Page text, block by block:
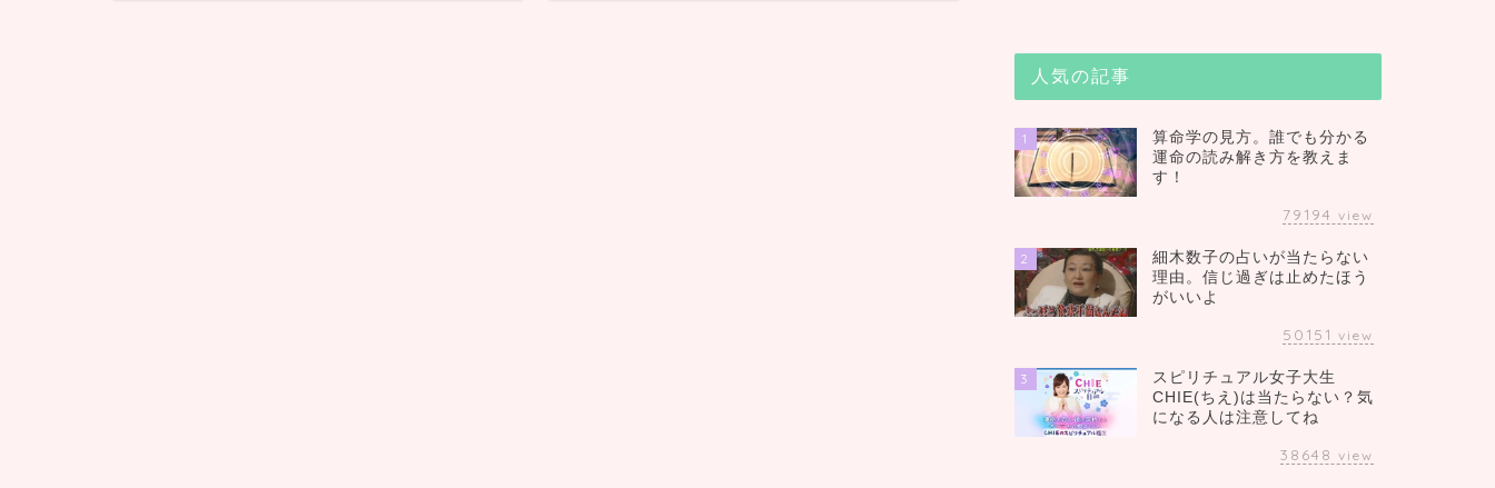
人気の記事
1
算命学の見方。誰でも分かる
運命の読み解き方を教えま
す！
79194 view
2
細木数子の占いが当たらない
理由。信じ過ぎは止めたほう
がいいよ
50151 view
3
スピリチュアル女子大生
CHIE(ちえ)は当たらない？気
になる人は注意してね
38648 view